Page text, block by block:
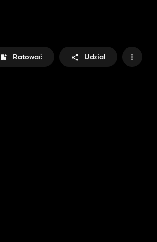
Ratować Udział